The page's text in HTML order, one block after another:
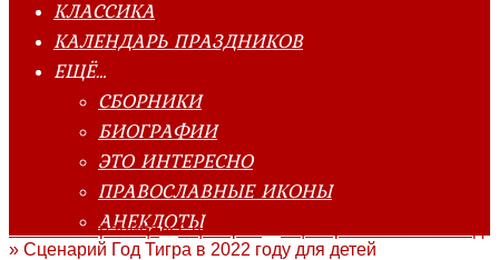
КЛАССИКА
КАЛЕНДАРЬ ПРАЗДНИКОВ
ЕЩЁ…
СБОРНИКИ
БИОГРАФИИ
ЭТО ИНТЕРЕСНО
ПРАВОСЛАВНЫЕ ИКОНЫ
АНЕКДОТЫ
Главная страница»Сценарии
» Сценарий Год Тигра в 2022 году для детей